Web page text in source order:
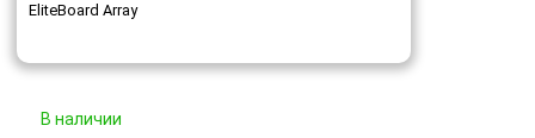
EliteBoard Array
В наличии